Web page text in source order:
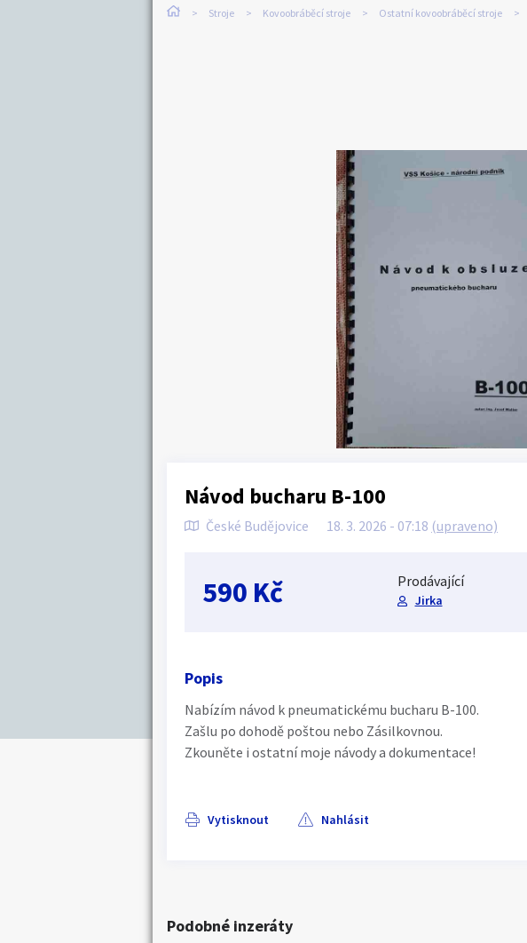
Stroje Kovoobráběcí stroje Ostatní kovoobráběcí stroje
Návod bucharu B-100
České Budějovice 18. 3. 2026 - 07:18 (upraveno)
590 Kč Prodávající
Jirka
Popis
Nabízím návod k pneumatickému bucharu B-100.
Zašlu po dohodě poštou nebo Zásilkovnou.
Zkouněte i ostatní moje návody a dokumentace!
Vytisknout Nahlásit
Podobné inzeráty